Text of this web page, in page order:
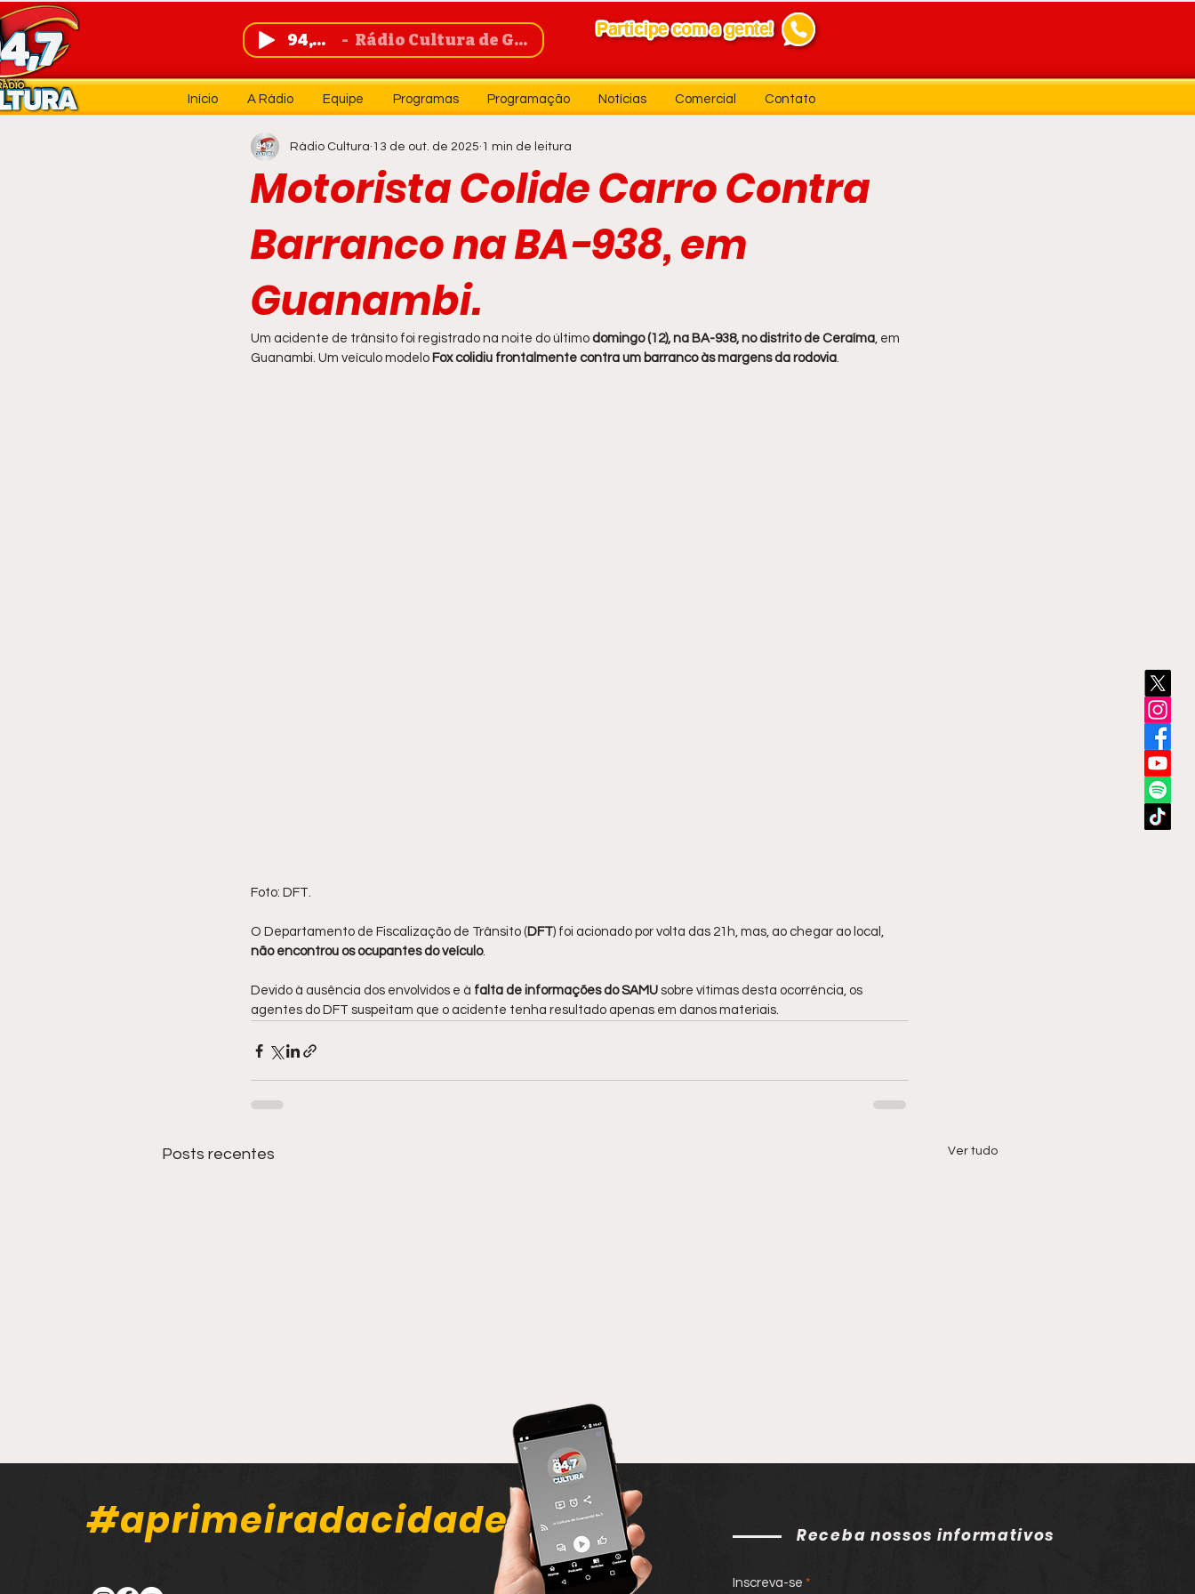
94,7 FM Rádio Cultura de Guanambi
Início A Rádio Equipe Programas Programação Notícias Comercial Contato
Motorista Colide Carro Contra
Barranco na BA-938, em
Guanambi.
Rádio Cultura 13 de out. de 2025 1 min de leitura
Um acidente de trânsito foi registrado na noite do último domingo (12), na BA-938, no distrito de Ceraíma, em
Guanambi. Um veículo modelo Fox colidiu frontalmente contra um barranco às margens da rodovia.
Foto: DFT.
O Departamento de Fiscalização de Trânsito ( DFT) foi acionado por volta das 21h, mas, ao chegar ao local,
não encontrou os ocupantes do veículo.
Devido à ausência dos envolvidos e à falta de informações do SAMU sobre vítimas desta ocorrência, os
agentes do DFT suspeitam que o acidente tenha resultado apenas em danos materiais.
Posts recentes Ver tudo
#aprimeiradacidade Receba nossos informativos
Inscreva-se